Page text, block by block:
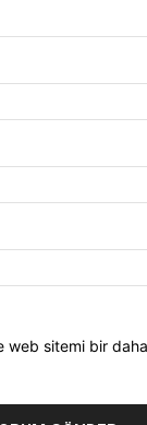
web sitemi bir